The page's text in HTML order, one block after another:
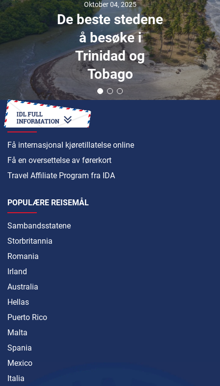
Oktober 04, 2025
De beste stedene
å besøke i
Trinidad og
Tobago
HVORDAN
Få internasjonal kjøretillatelse online
Få en oversettelse av førerkort
Travel Affiliate Program fra IDA
POPULÆRE REISEMÅL
Sambandsstatene
Storbritannia
Romania
Irland
Australia
Hellas
Puerto Rico
Malta
Spania
Mexico
Italia